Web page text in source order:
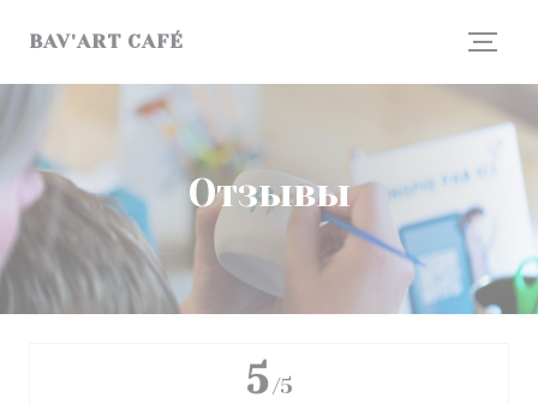
BAV'ART CAFÉ
Отзывы
5 /5